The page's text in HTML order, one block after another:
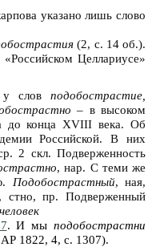
указано лишь слово
(2, с. 14 об.).
Целлариусе»
у слов подобострастие,
– в высоком
до конца XVIII века. Об
Российской. В них
2 скл. Подверженность
, нар. С теми же
Подобострастный, ная,
стно, пр. Подверженный
. И мыподобострастни
1822, 4, с. 1307).